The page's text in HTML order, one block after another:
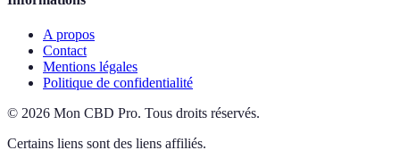
A propos
Contact
Mentions légales
Politique de confidentialité
© 2026 Mon CBD Pro. Tous droits réservés.
Certains liens sont des liens affiliés.